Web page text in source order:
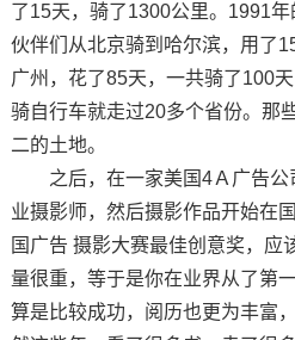
了15天，骑了1300公里。1991
伙伴们从北京骑到哈尔滨，用了
广州，花了85天，一共骑了100
骑自行车就走过20多个省份。那
二的土地。
之后，在一家美国4Ａ广告
业摄影师，然后摄影作品开始在
国广告 摄影大赛最佳创意奖，应
量很重，等于是你在业界从了第
算是比较成功，阅历也更为丰富